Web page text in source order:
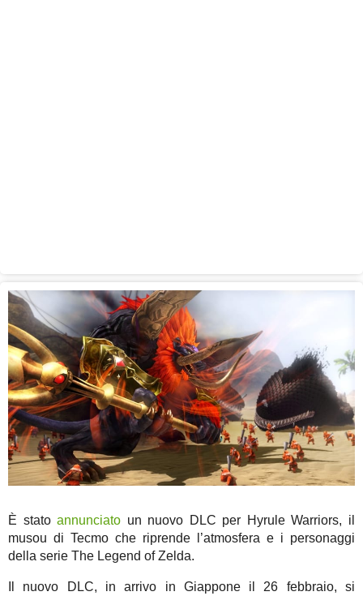
È statoannunciato un nuovo DLC per Hyrule Warriors, il
musou di Tecmo che riprende l’atmosfera e i personaggi
della serie The Legend of Zelda.
Il nuovo DLC, in arrivo in Giappone il 26 febbraio, si